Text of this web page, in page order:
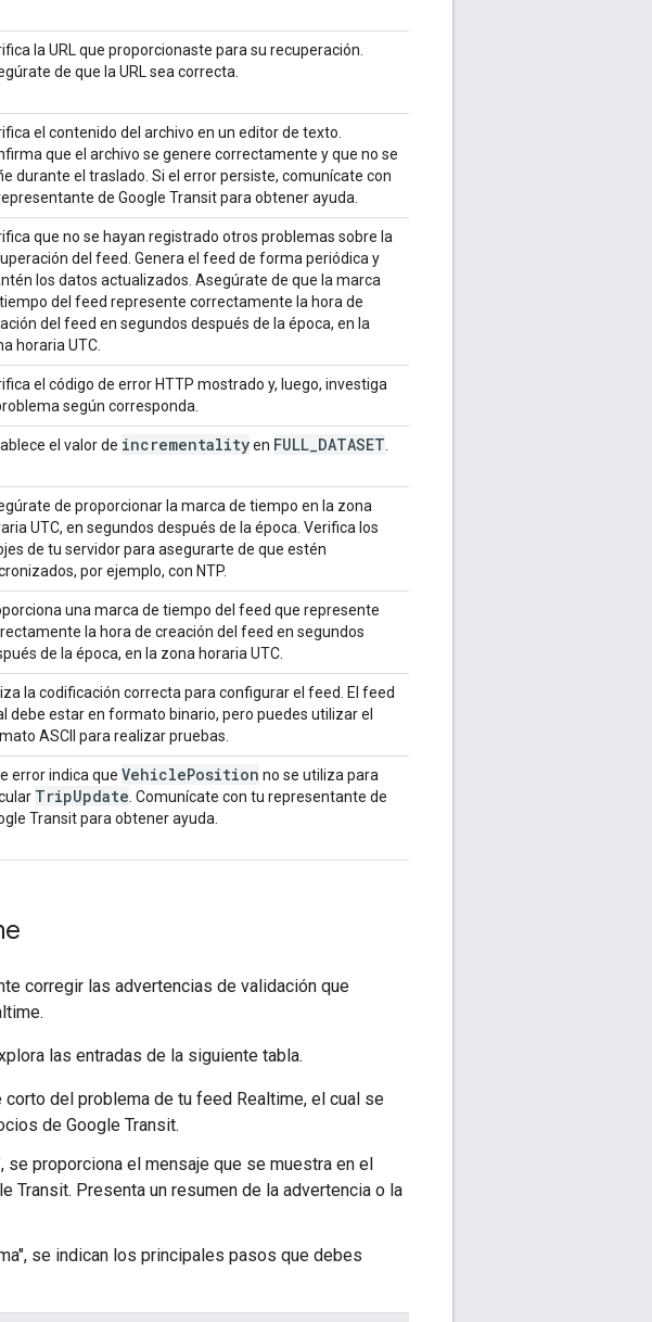
la URL que proporcionaste para su recuperación.
de que la URL sea correcta.
el contenido del archivo en un editor de texto.
que el archivo se genere correctamente y que no se
durante el traslado. Si el error persiste, comunícate con
de Google Transit para obtener ayuda.
que no se hayan registrado otros problemas sobre la
del feed. Genera el feed de forma periódica y
los datos actualizados. Asegúrate de que la marca
del feed represente correctamente la hora de
del feed en segundos después de la época, en la
horaria UTC.
el código de error HTTP mostrado y, luego, investiga
según corresponda.
el valor de incrementalityen FULL DATASET
de proporcionar la marca de tiempo en la zona
UTC, en segundos después de la época. Verifica los
de tu servidor para asegurarte de que estén
por ejemplo, con NTP.
una marca de tiempo del feed que represente
la hora de creación del feed en segundos
de la época, en la zona horaria UTC.
la codificación correcta para configurar el feed. El feed
debe estar en formato binario, pero puedes utilizar el
ASCII para realizar pruebas.
error indica que VehiclePosition no se utiliza para
TripUpdate . Comunícate con tu representante de
Transit para obtener ayuda.
corregir las advertencias de validación que
las entradas de la siguiente tabla.
corto del problema de tu feed Realtime, el cual se
de Google Transit.
se proporciona el mensaje que se muestra en el
Transit. Presenta un resumen de la advertencia o la
se indican los principales pasos que debes